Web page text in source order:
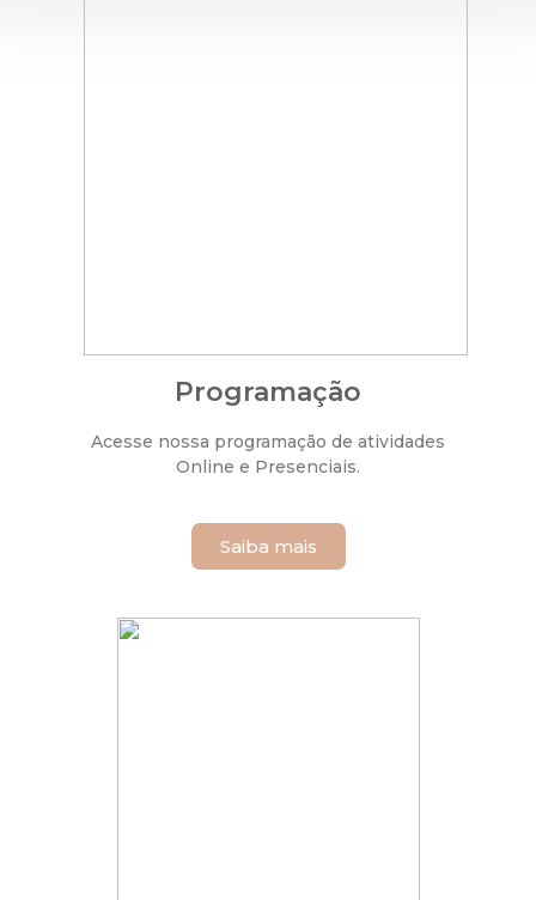
Programação
Acesse nossa programação de atividades
Online e Presenciais.
Saiba mais